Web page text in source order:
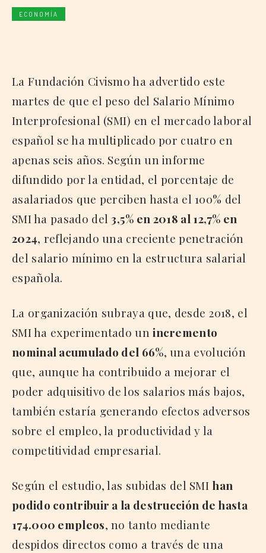
ECONOMÍA
La Fundación Civismo ha advertido este
martes de que el peso del Salario Mínimo
Interprofesional (SMI) en el mercado laboral
español se ha multiplicado por cuatro en
apenas seis años. Según un informe
difundido por la entidad, el porcentaje de
asalariados que perciben hasta el 100% del
SMI ha pasado del3,5% en 2018 al 12,7% en
2024, reflejando una creciente penetración
del salario mínimo en la estructura salarial
española.
La organización subraya que, desde 2018, el
SMI ha experimentado unincremento
nominal acumulado del 66%, una evolución
que, aunque ha contribuido a mejorar el
poder adquisitivo de los salarios más bajos,
también estaría generando efectos adversos
sobre el empleo, la productividad y la
competitividad empresarial.
Según el estudio, las subidas del SMI han
podido contribuir a la destrucción de hasta
174.000 empleos, no tanto mediante
despidos directos como a través de una